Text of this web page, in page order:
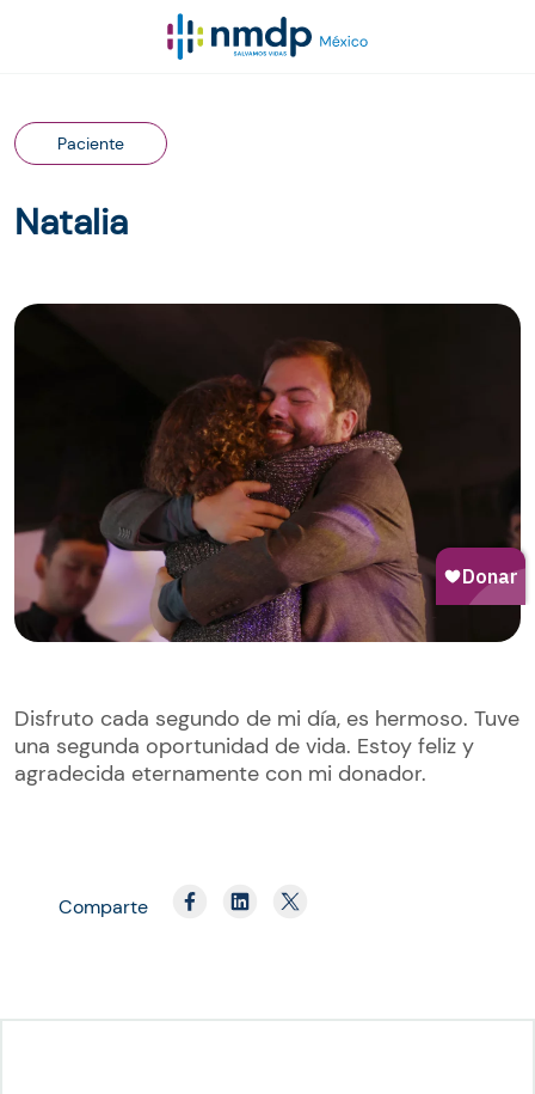
Paciente
Natalia
Disfruto cada segundo de mi día, es hermoso. Tuve
una segunda oportunidad de vida. Estoy feliz y
agradecida eternamente con mi donador.
Comparte